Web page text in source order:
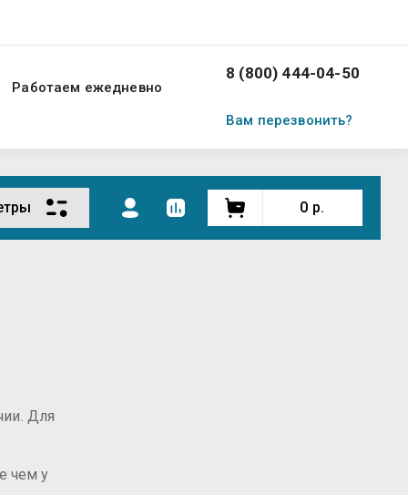
Работаем ежедневно
8 (800) 444-04-50
Вам перезвонить?
0 р.
Для
чем у